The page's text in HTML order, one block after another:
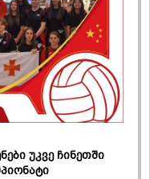
უკვე ჩინეთში